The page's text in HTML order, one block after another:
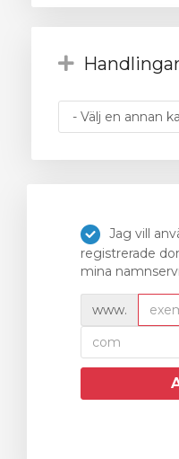
Handlingar
Jag vill
registrerade
mina
www.